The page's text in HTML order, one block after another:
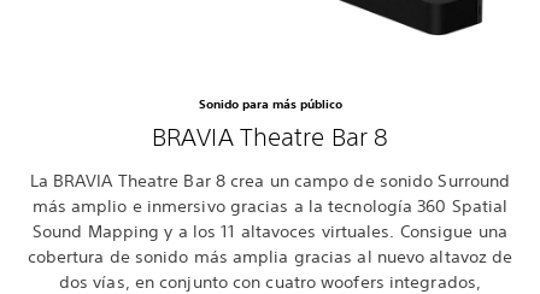
Sonido para más público
BRAVIA Theatre Bar 8
La BRAVIA Theatre Bar 8 crea un campo de sonido Surround
más amplio e inmersivo gracias a la tecnología 360 Spatial
Sound Mapping y a los 11 altavoces virtuales. Consigue una
cobertura de sonido más amplia gracias al nuevo altavoz de
dos vías, en conjunto con cuatro woofers integrados,